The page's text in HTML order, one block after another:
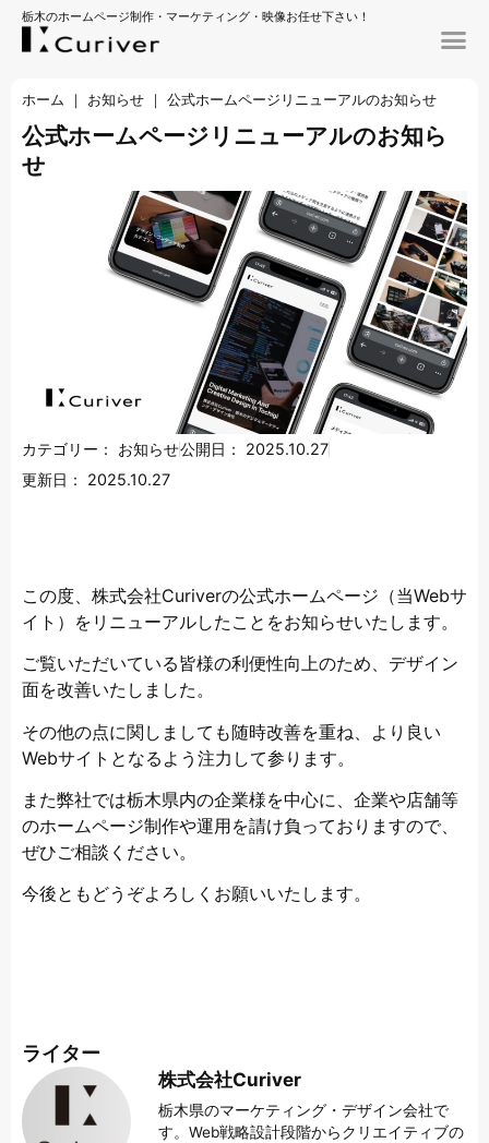
栃木のホームページ制作・マーケティング・映像お任せ下さい！
ホーム ｜ お知らせ ｜ 公式ホームページリニューアルのお知らせ
公式ホームページリニューアルのお知ら
せ
カテゴリー： お知らせ公開日：
2025.10.27
更新日：
2025.10.27
この度、株式会社Curiverの公式ホームページ（当Webサ
イト）をリニューアルしたことをお知らせいたします。
ご覧いただいている皆様の利便性向上のため、デザイン
面を改善いたしました。
その他の点に関しましても随時改善を重ね、より良い
Webサイトとなるよう注力して参ります。
また弊社では栃木県内の企業様を中心に、企業や店舗等
のホームページ制作や運用を請け負っておりますので、
ぜひご相談ください。
今後ともどうぞよろしくお願いいたします。
ライター
株式会社Curiver
栃木県のマーケティング・デザイン会社で
す。Web戦略設計段階からクリエイティブの